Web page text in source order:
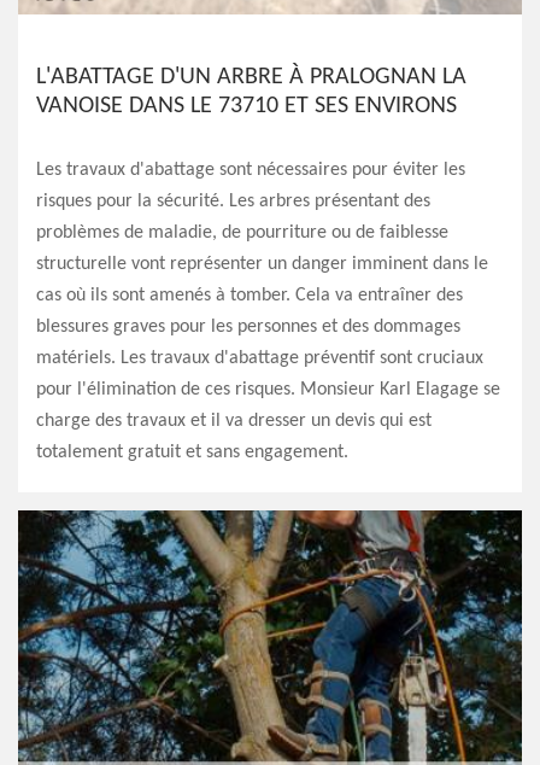
L'ABATTAGE D'UN ARBRE À PRALOGNAN LA
VANOISE DANS LE 73710 ET SES ENVIRONS
Les travaux d'abattage sont nécessaires pour éviter les
risques pour la sécurité. Les arbres présentant des
problèmes de maladie, de pourriture ou de faiblesse
structurelle vont représenter un danger imminent dans le
cas où ils sont amenés à tomber. Cela va entraîner des
blessures graves pour les personnes et des dommages
matériels. Les travaux d'abattage préventif sont cruciaux
pour l'élimination de ces risques. Monsieur Karl Elagage se
charge des travaux et il va dresser un devis qui est
totalement gratuit et sans engagement.